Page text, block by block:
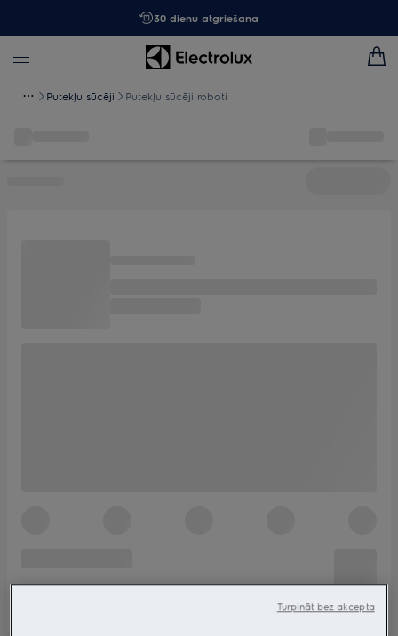
30 dienu atgriešana
Putekļu sūcēji Putekļu sūcēji roboti
Turpināt bez akcepta